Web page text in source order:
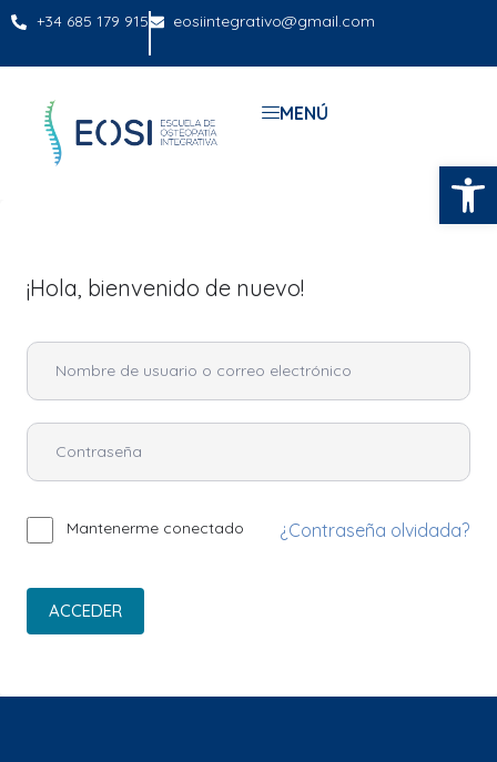
+34 685 179 915 eosiintegrativo@gmail.com
MENÚ
¡Hola, bienvenido de nuevo!
Mantenerme conectado ¿Contraseña olvidada?
ACCEDER